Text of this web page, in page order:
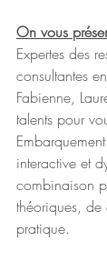
On vous
Expertes des
consultantes
Fabienne,
talents pour
interactive et
combinaison
théoriques, de
pratique.